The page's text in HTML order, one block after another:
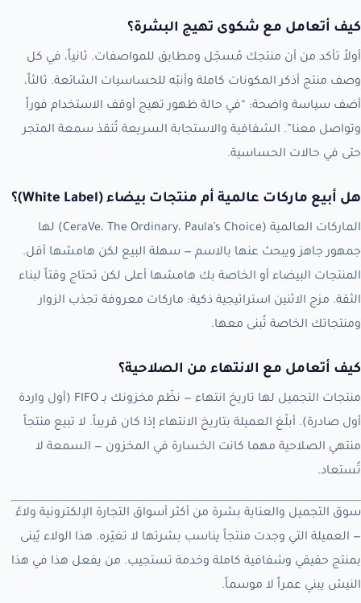
كيف أتعامل مع شكوى تهيج البشرة؟
أولاً تأكد من أن منتجك مُسجّل ومطابق للمواصفات. ثانياً، في كل
وصف منتج أذكر المكونات كاملة وأنبّه للحساسيات الشائعة. ثالثاً،
أضف سياسة واضحة: “في حالة ظهور تهيج أوقف الاستخدام فوراً
وتواصل معنا”. الشفافية والاستجابة السريعة تُنقذ سمعة المتجر
حتى في حالات الحساسية.
هل أبيع ماركات عالمية أم منتجات بيضاء (White Label)؟
الماركات العالمية (CeraVe، The Ordinary، Paula’s Choice) لها
جمهور جاهز ويبحث عنها بالاسم — سهلة البيع لكن هامشها أقل.
المنتجات البيضاء أو الخاصة بك هامشها أعلى لكن تحتاج وقتاً لبناء
الثقة. مزج الاثنين استراتيجية ذكية: ماركات معروفة تجذب الزوار
ومنتجاتك الخاصة تُبنى معها.
كيف أتعامل مع الانتهاء من الصلاحية؟
منتجات التجميل لها تاريخ انتهاء — نظّم مخزونك بـ FIFO (أول واردة
أول صادرة). أبلّغ العميلة بتاريخ الانتهاء إذا كان قريباً. لا تبيع منتجاً
منتهي الصلاحية مهما كانت الخسارة في المخزون — السمعة لا
تُستعاد.
سوق التجميل والعناية بشرة من أكثر أسواق التجارة الإلكترونية ولاءً
— العميلة التي وجدت منتجاً يناسب بشرتها لا تغيّره. هذا الولاء يُبنى
بمنتج حقيقي وشفافية كاملة وخدمة تستجيب. من يفعل هذا في هذا
النيش يبني عمراً لا موسماً.